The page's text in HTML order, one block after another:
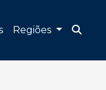
Regiões